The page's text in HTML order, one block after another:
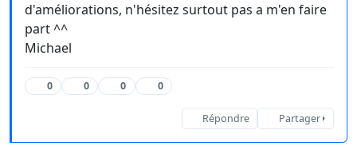
d'améliorations, n'hésitez surtout pas a m'en faire
part ^^
Michael
0 0 0 0
Répondre Partager